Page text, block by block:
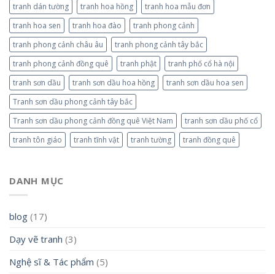
tranh dán tường
tranh hoa hồng
tranh hoa mẫu đơn
tranh hoa sen
tranh hoa đào
tranh phong cảnh
tranh phong cảnh châu âu
tranh phong cảnh tây bắc
tranh phong cảnh đồng quê
tranh phật
tranh phố cổ hà nội
tranh sơn dầu
tranh sơn dầu hoa hồng
tranh sơn dầu hoa sen
Tranh sơn dầu phong cảnh tây bắc
Tranh sơn dầu phong cảnh đồng quê Việt Nam
tranh sơn dầu phố cổ
tranh tôn giáo
tranh tĩnh vật tranh tường tranh đồng quê
DANH MỤC
blog (17)
Dạy vẽ tranh (3)
Nghệ sĩ & Tác phẩm (5)